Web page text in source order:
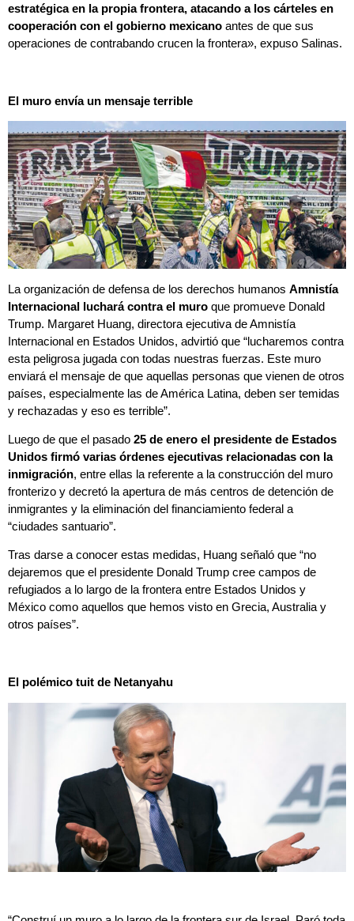
estratégica en la propia frontera, atacando a los cárteles en
cooperación con el gobierno mexicano antes de que sus
operaciones de contrabando crucen la frontera», expuso Salinas.
El muro envía un mensaje terrible
La organización de defensa de los derechos humanos Amnistía
Internacional luchará contra el muro que promueve Donald
Trump. Margaret Huang, directora ejecutiva de Amnistía
Internacional en Estados Unidos, advirtió que “lucharemos contra
esta peligrosa jugada con todas nuestras fuerzas. Este muro
enviará el mensaje de que aquellas personas que vienen de otros
países, especialmente las de América Latina, deben ser temidas
y rechazadas y eso es terrible”.
Luego de que el pasado 25 de enero el presidente de Estados
Unidos firmó varias órdenes ejecutivas relacionadas con la
inmigración, entre ellas la referente a la construcción del muro
fronterizo y decretó la apertura de más centros de detención de
inmigrantes y la eliminación del financiamiento federal a
“ciudades santuario”.
Tras darse a conocer estas medidas, Huang señaló que “no
dejaremos que el presidente Donald Trump cree campos de
refugiados a lo largo de la frontera entre Estados Unidos y
México como aquellos que hemos visto en Grecia, Australia y
otros países”.
El polémico tuit de Netanyahu